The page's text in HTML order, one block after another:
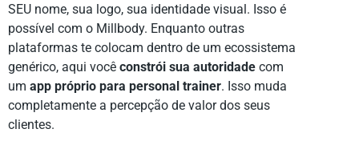
SEU nome, sua logo, sua identidade visual. Isso é
possível com o Millbody. Enquanto outras
plataformas te colocam dentro de um ecossistema
genérico, aqui você constrói sua autoridade com
um app próprio para personal trainer. Isso muda
completamente a percepção de valor dos seus
clientes.